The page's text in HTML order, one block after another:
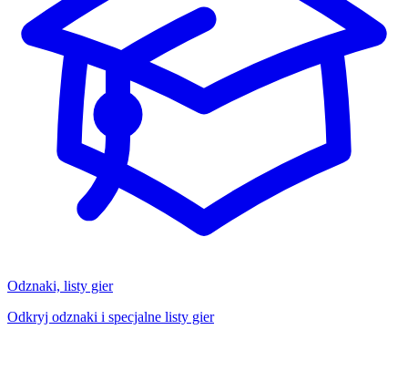
Odznaki, listy gier
Odkryj odznaki i specjalne listy gier